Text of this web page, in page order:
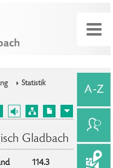
Statistik
Gladbach
114.3